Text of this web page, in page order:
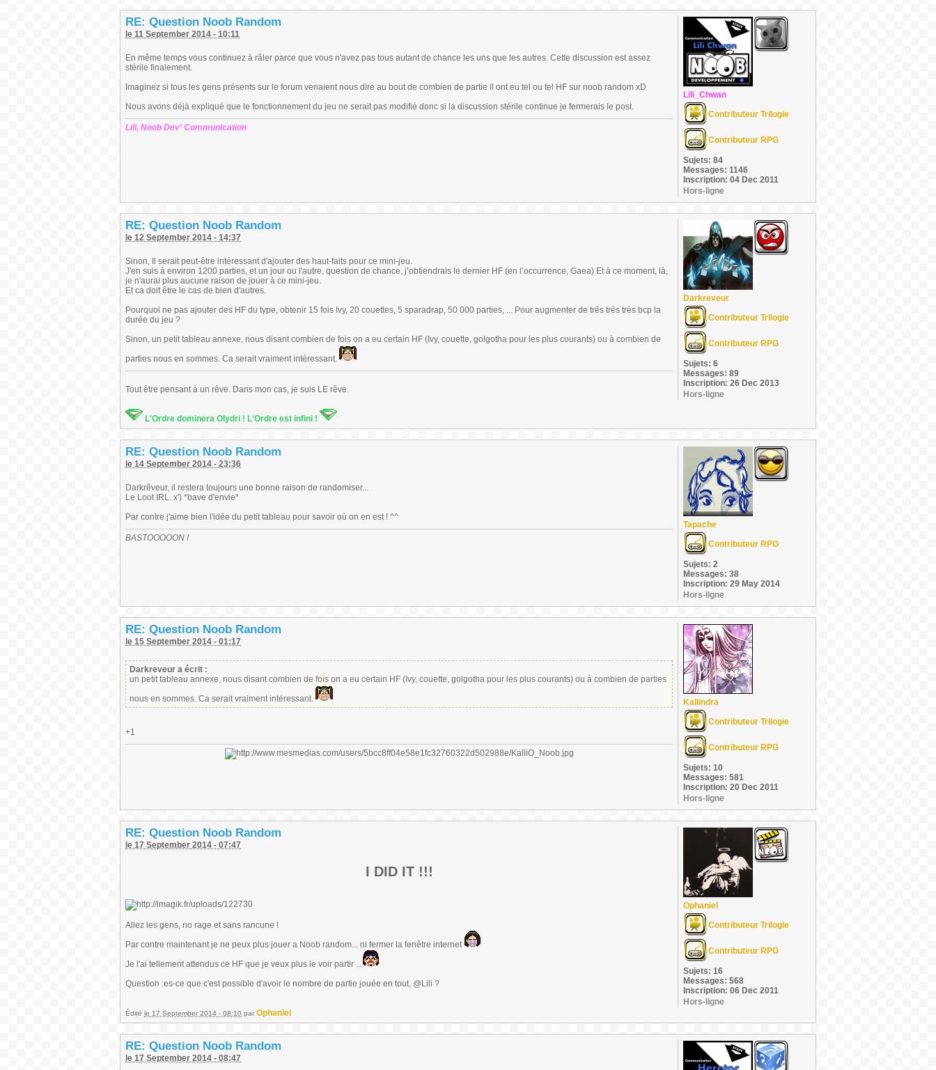
RE: Question Noob Random
le 11 September 2014 - 10:11
En même temps vous continuez à râler parce que vous n'avez pas tous autant de chance les uns que les autres. Cette discussion est assez
stérile finalement.
Imaginez si tous les gens présents sur le forum venaient nous dire au bout de combien de partie il ont eu tel ou tel HF sur noob random xD
Nous avons déjà expliqué que le fonctionnement du jeu ne serait pas modifié donc si la discussion stérile continue je fermerais le post.
Lili, Noob Dev' Communication
Lili_Chwan
Contributeur Trilogie
Contributeur RPG
Sujets: 84
Messages: 1146
Inscription: 04 Dec 2011
Hors-ligne
RE: Question Noob Random
le 12 September 2014 - 14:37
Sinon, Il serait peut-être intéressant d'ajouter des haut-faits pour ce mini-jeu.
J'en suis à environ 1200 parties, et un jour ou l'autre, question de chance, j’obtiendrais le dernier HF (en l’occurrence, Gaea) Et à ce moment, là,
je n'aurai plus aucune raison de jouer à ce mini-jeu.
Et ca doit être le cas de bien d'autres.
Pourquoi ne pas ajouter des HF du type, obtenir 15 fois Ivy, 20 couettes, 5 sparadrap, 50 000 parties, ... Pour augmenter de très très très bcp la
durée du jeu ?
Sinon, un petit tableau annexe, nous disant combien de fois on a eu certain HF (Ivy, couette, golgotha pour les plus courants) ou à combien de
parties nous en sommes. Ca serait vraiment intéressant.
Tout être pensant à un rêve. Dans mon cas, je suis LE rêve.
L'Ordre dominera Olydri ! L'Ordre est infini !
Darkreveur
Contributeur Trilogie
Contributeur RPG
Sujets: 6
Messages: 89
Inscription: 26 Dec 2013
Hors-ligne
RE: Question Noob Random
le 14 September 2014 - 23:36
Darkrêveur, il restera toujours une bonne raison de randomiser...
Le Loot IRL. x') *bave d'envie*
Par contre j'aime bien l'idée du petit tableau pour savoir où on en est ! ^^
BASTOOOOON !
Tapache
Contributeur RPG
Sujets: 2
Messages: 38
Inscription: 29 May 2014
Hors-ligne
RE: Question Noob Random
le 15 September 2014 - 01:17
Darkreveur a écrit :
un petit tableau annexe, nous disant combien de fois on a eu certain HF (Ivy, couette, golgotha pour les plus courants) ou à combien de parties
nous en sommes. Ca serait vraiment intéressant.
+1
Kallindra
Contributeur Trilogie
Contributeur RPG
Sujets: 10
Messages: 581
Inscription: 20 Dec 2011
Hors-ligne
RE: Question Noob Random
le 17 September 2014 - 07:47
I DID IT !!!
Allez les gens, no rage et sans rancune !
Par contre maintenant je ne peux plus jouer a Noob random... ni fermer la fenêtre internet
Je l'ai tellement attendus ce HF que je veux plus le voir partir ...
Question :es-ce que c'est possible d'avoir le nombre de partie jouée en tout, @Lili ?
Édité le 17 September 2014 - 08:10 par Ophaniel
Ophaniel
Contributeur Trilogie
Contributeur RPG
Sujets: 16
Messages: 568
Inscription: 06 Dec 2011
Hors-ligne
RE: Question Noob Random
le 17 September 2014 - 08:47